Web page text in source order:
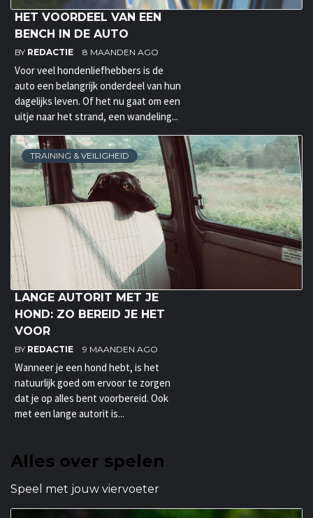
HET VOORDEEL VAN EEN
BENCH IN DE AUTO
BY REDACTIE 8 MAANDEN AGO
Voor veel hondenliefhebbers is de
auto een belangrijk onderdeel van hun
dagelijks leven. Of het nu gaat om een
uitje naar het strand, een wandeling...
TRAINING & VEILIGHEID
LANGE AUTORIT MET JE
HOND: ZO BEREID JE HET
VOOR
BY REDACTIE 9 MAANDEN AGO
Wanneer je een hond hebt, is het
natuurlijk goed om ervoor te zorgen
dat je op alles bent voorbereid. Ook
met een lange autorit is...
Alles over spelen
Speel met jouw viervoeter